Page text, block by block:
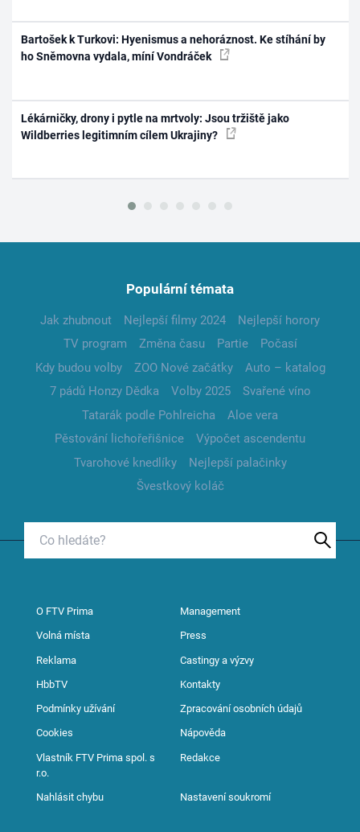
Bartošek k Turkovi: Hyenismus a nehoráznost. Ke stíhání by
ho Sněmovna vydala, míní Vondráček
Lékárničky, drony i pytle na mrtvoly: Jsou tržiště jako
Wildberries legitimním cílem Ukrajiny?
Populární témata
Jak zhubnout Nejlepší filmy 2024
Nejlepší horory
TV program
Změna času Partie
Počasí
Kdy budou volby
ZOO Nové začátky
Auto – katalog
7 pádů Honzy Dědka
Volby 2025
Svařené víno
Tatarák podle Pohlreicha
Aloe vera
Pěstování lichořeřišnice
Výpočet ascendentu
Tvarohové knedlíky
Nejlepší palačinky
Švestkový koláč
O FTV Prima Management
Volná místa Press
Reklama Castingy a výzvy
HbbTV Kontakty
Podmínky užívání Zpracování osobních údajů
Cookies Nápověda
Vlastník FTV Prima spol. s
r.o.
Redakce
Nahlásit chybu Nastavení soukromí